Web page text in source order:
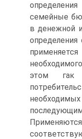
семей­ные
в денежной
этом гак